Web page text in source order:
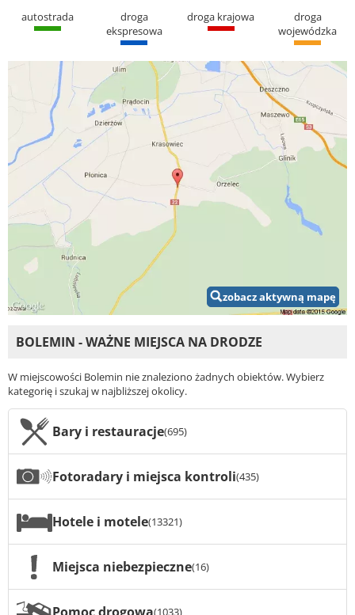
autostrada
droga
ekspresowa
droga krajowa
droga
wojewódzka
zobacz aktywną mapę
BOLEMIN - WAŻNE MIEJSCA NA DRODZE
W miejscowości Bolemin nie znaleziono żadnych obiektów. Wybierz
kategorię i szukaj w najbliższej okolicy.
Bary i restauracje(695)
Fotoradary i miejsca kontroli(435)
Hotele i motele(13321)
Miejsca niebezpieczne(16)
(1033)